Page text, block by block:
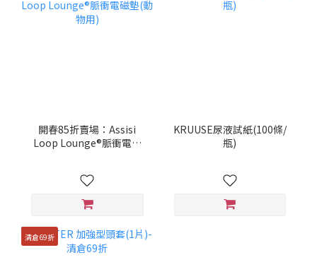
開春85折賣場：Assisi
Loop Lounge®脈衝電磁
KRUUSE尿液試紙(100條/
瓶)
清倉69折